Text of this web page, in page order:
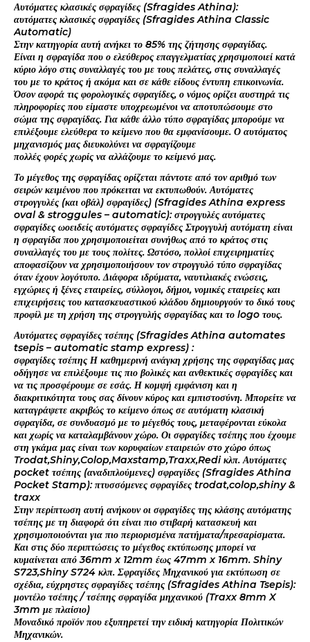
Αυτόματες κλασικές σφραγίδες (Sfragides Athina):
αυτόματες κλασικές σφραγίδες (Sfragides Athina Classic
Automatic)
Στην κατηγορία αυτή ανήκει το 85% της ζήτησης σφραγίδας.
Είναι η σφραγίδα που ο ελεύθερος επαγγελματίας χρησιμοποιεί κατά
κύριο λόγο στις συναλλαγές του με τους πελάτες, στις συναλλαγές
του με το κράτος ή ακόμα και σε κάθε είδους έντυπη επικοινωνία.
Όσον αφορά τις φορολογικές σφραγίδες, ο νόμος ορίζει αυστηρά τις
πληροφορίες που είμαστε υποχρεωμένοι να αποτυπώσουμε στο
σώμα της σφραγίδας. Για κάθε άλλο τύπο σφραγίδας μπορούμε να
επιλέξουμε ελεύθερα το κείμενο που θα εμφανίσουμε. Ο αυτόματος
μηχανισμός μας διευκολύνει να σφραγίζουμε
πολλές φορές χωρίς να αλλάζουμε το κείμενό μας.
Το μέγεθος της σφραγίδας ορίζεται πάντοτε από τον αριθμό των
σειρών κειμένου που πρόκειται να εκτυπωθούν. Αυτόματες
στρογγυλές (και οβάλ) σφραγίδες) (Sfragides Athina express
oval & stroggules – automatic): στρογγυλές αυτόματες
σφραγίδες ωοειδείς αυτόματες σφραγίδες Στρογγυλή αυτόματη είναι
η σφραγίδα που χρησιμοποιείται συνήθως από το κράτος στις
συναλλαγές του με τους πολίτες. Ωστόσο, πολλοί επιχειρηματίες
αποφασίζουν να χρησιμοποιήσουν τον στρογγυλό τύπο σφραγίδας
όταν έχουν λογότυπο. Διάφορα ιδρύματα, ναυτιλιακές ενώσεις,
εγχώριες ή ξένες εταιρείες, σύλλογοι, δήμοι, νομικές εταιρείες και
επιχειρήσεις του κατασκευαστικού κλάδου δημιουργούν το δικό τους
προφίλ με τη χρήση της στρογγυλής σφραγίδας και το logo τους.
Αυτόματες σφραγίδες τσέπης (Sfragides Athina automates
tsepis – automatic stamp express) :
σφραγίδες τσέπης Η καθημερινή ανάγκη χρήσης της σφραγίδας μας
οδήγησε να επιλέξουμε τις πιο βολικές και ανθεκτικές σφραγίδες και
να τις προσφέρουμε σε εσάς. Η κομψή εμφάνιση και η
διακριτικότητα τους σας δίνουν κύρος και εμπιστοσύνη. Μπορείτε να
καταγράψετε ακριβώς το κείμενο όπως σε αυτόματη κλασική
σφραγίδα, σε συνδυασμό με το μέγεθός τους, μεταφέρονται εύκολα
και χωρίς να καταλαμβάνουν χώρο. Οι σφραγίδες τσέπης που έχουμε
στη γκάμα μας είναι των κορυφαίων εταιρειών στο χώρο όπως
Trodat,Shiny,Colop,Maxstamp,Traxx,Redi κλπ. Αυτόματες
pocket τσέπης (αναδιπλούμενες) σφραγίδες (Sfragides Athina
Pocket Stamp): πτυσσόμενες σφραγίδες trodat,colop,shiny &
traxx
Στην περίπτωση αυτή ανήκουν οι σφραγίδες της κλάσης αυτόματης
τσέπης με τη διαφορά ότι είναι πιο στιβαρή κατασκευή και
χρησιμοποιούνται για πιο περιορισμένα πατήματα/πρεσαρίσματα.
Και στις δύο περιπτώσεις το μέγεθος εκτύπωσης μπορεί να
κυμαίνεται από 36mm x 12mm έως 47mm x 16mm. Shiny
S723,Shiny S724 κλπ. Σφραγίδες Μηχανικού για εκτύπωση σε
σχέδια, εύχρηστες σφραγίδες τσέπης (Sfragides Athina Tsepis):
μοντέλο τσέπης / τσέπης σφραγίδα μηχανικού (Traxx 8mm X
3mm με πλαίσιο)
Μοναδικό προϊόν που εξυπηρετεί την ειδική κατηγορία Πολιτικών
Μηχανικών.